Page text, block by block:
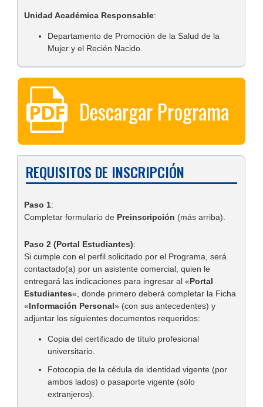
Unidad Académica Responsable:
Departamento de Promoción de la Salud de la
Mujer y el Recién Nacido.
Descargar Programa
REQUISITOS DE INSCRIPCIÓN
Paso 1:
Completar formulario de Preinscripción (más arriba).
Paso 2 (Portal Estudiantes):
Si cumple con el perfil solicitado por el Programa, será
contactado(a) por un asistente comercial, quien le
entregará las indicaciones para ingresar al «Portal
Estudiantes«, donde primero deberá completar la Ficha
«Información Personal» (con sus antecedentes) y
adjuntar los siguientes documentos requeridos:
Copia del certificado de título profesional
universitario.
Fotocopia de la cédula de identidad vigente (por
ambos lados) o pasaporte vigente (sólo
extranjeros).